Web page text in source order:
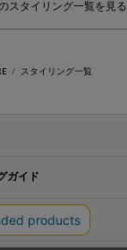
スタイリング一覧を見る
スタイリング一覧
ガイド